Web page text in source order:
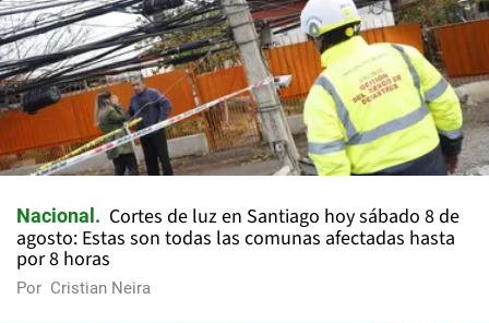
Nacional
Cortes de luz en Santiago hoy sábado 8 de
agosto: Estas son todas las comunas afectadas hasta
por 8 horas
Por Cristian Neira